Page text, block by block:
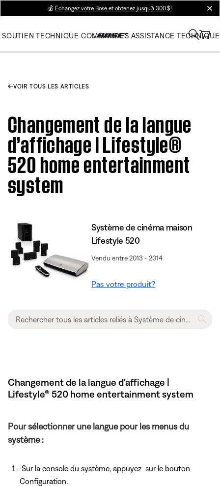
💰 Échangez votre Bose et obtenez jusqu’à 300 $!
SOUTIEN TECHNIQUE COMMANDES ASSISTANCE TECHNIQUE
VOIR TOUS LES ARTICLES
Changement de la langue
d’affichage | Lifestyle®
520 home entertainment
system
Système de cinéma maison
Lifestyle 520
Vendu entre 2013 - 2014
Pas votre produit?
Changement de la langue d’affichage |
Lifestyle® 520 home entertainment system
Pour sélectionner une langue pour les menus du
système :
Sur la console du système, appuyez sur le bouton
Configuration.